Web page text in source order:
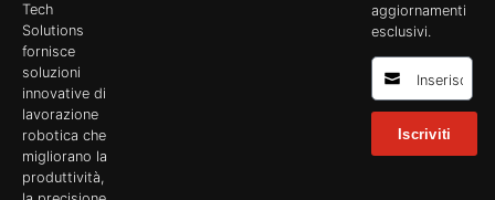
Tech
Solutions
fornisce
soluzioni
innovative di
lavorazione
robotica che
migliorano la
produttività,
aggiornamenti
esclusivi.
Iscriviti